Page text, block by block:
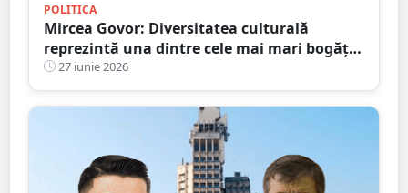
POLITICA
Mircea Govor: Diversitatea culturală
reprezintă una dintre cele mai mari bogății
ale județului Satu Mare
27 iunie 2026